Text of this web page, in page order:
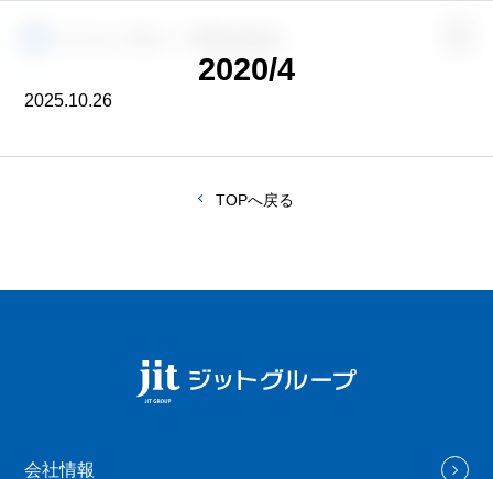
2020/4
2025.10.26
TOPへ戻る
会社情報